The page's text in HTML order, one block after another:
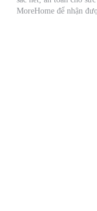
MoreHome để nhận